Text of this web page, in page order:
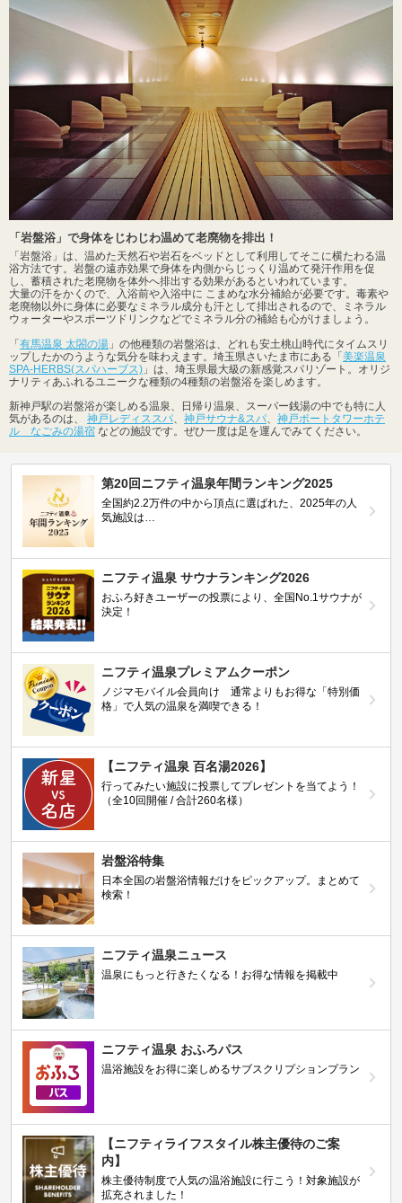
「岩盤浴」で身体をじわじわ温めて老廃物を排出！
「岩盤浴」は、温めた天然石や岩石をベッドとして利用してそこに横たわる温
浴方法です。岩盤の遠赤効果で身体を内側からじっくり温めて発汗作用を促
し、蓄積された老廃物を体外へ排出する効果があるといわれています。
大量の汗をかくので、入浴前や入浴中に こまめな水分補給が必要です。毒素や
老廃物以外に身体に必要なミネラル成分も汗として排出されるので、ミネラル
ウォーターやスポーツドリンクなどでミネラル分の補給も心がけましょう。
「 有馬温泉 太閤の湯 」の他種類の岩盤浴は、どれも安土桃山時代にタイムスリ
ップしたかのうような気分を味わえます。埼玉県さいたま市にある「 美楽温泉
SPA-HERBS(スパハーブス) 」は、埼玉県最大級の新感覚スパリゾート。オリジ
ナリティあふれるユニークな種類の4種類の岩盤浴を楽しめます。
新神戸駅の岩盤浴が楽しめる温泉、日帰り温泉、スーパー銭湯の中でも特に人
気があるのは、 神戸レディススパ、 神戸サウナ&スパ、 神戸ポートタワーホテ
ル なごみの湯宿 などの施設です。ぜひ一度は足を運んでみてください。
第20回ニフティ温泉年間ランキング2025
全国約2.2万件の中から頂点に選ばれた、2025年の人
気施設は…
ニフティ温泉 サウナランキング2026
おふろ好きユーザーの投票により、全国No.1サウナが
決定！
ニフティ温泉プレミアムクーポン
ノジマモバイル会員向け 通常よりもお得な「特別価
格」で人気の温泉を満喫できる！
【ニフティ温泉 百名湯2026】
行ってみたい施設に投票してプレゼントを当てよう！
（全10回開催 / 合計260名様）
岩盤浴特集
日本全国の岩盤浴情報だけをピックアップ。まとめて
検索！
ニフティ温泉ニュース
温泉にもっと行きたくなる！お得な情報を掲載中
ニフティ温泉 おふろパス
温浴施設をお得に楽しめるサブスクリプションプラン
【ニフティライフスタイル株主優待のご案
内】
株主優待制度で人気の温浴施設に行こう！対象施設が
拡充されました！